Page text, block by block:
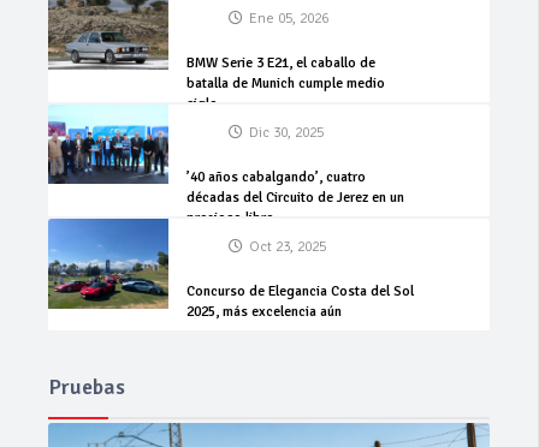
Ene 05, 2026
BMW Serie 3 E21, el caballo de
batalla de Munich cumple medio
siglo
Dic 30, 2025
’40 años cabalgando’, cuatro
décadas del Circuito de Jerez en un
precioso libro
Oct 23, 2025
Concurso de Elegancia Costa del Sol
2025, más excelencia aún
Pruebas